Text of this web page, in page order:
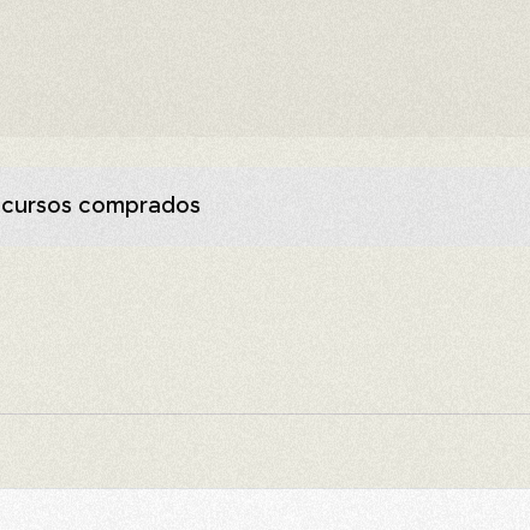
comprados